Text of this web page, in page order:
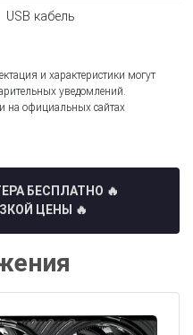
USB кабель
и характеристики могут
уведомлений.
на официальных сайтах
БЕСПЛАТНО 🔥
ЦЕНЫ 🔥